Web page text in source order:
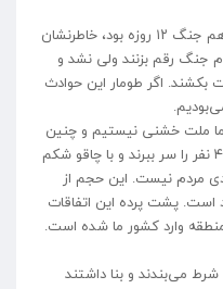
وی با تاکید بر اینکه اتفاقات اخیر روز سیزدهم جنگ ۱۲ روزه بود، خاطرنشان
جنگ رقم بزنند ولی نشد و
بکشند. اگر طومار این حوادث
ما ملت خشنی نیستیم و چنین
خشونتی از مردم ایران نیست، گفت: اینکه ۴ نفر را سر ببرند و با چاقو شکم
مردم نیست. این حجم از
پشت پرده این اتفاقات
وارد کشور ما شده است.
می‌بندند و بنا داشتند